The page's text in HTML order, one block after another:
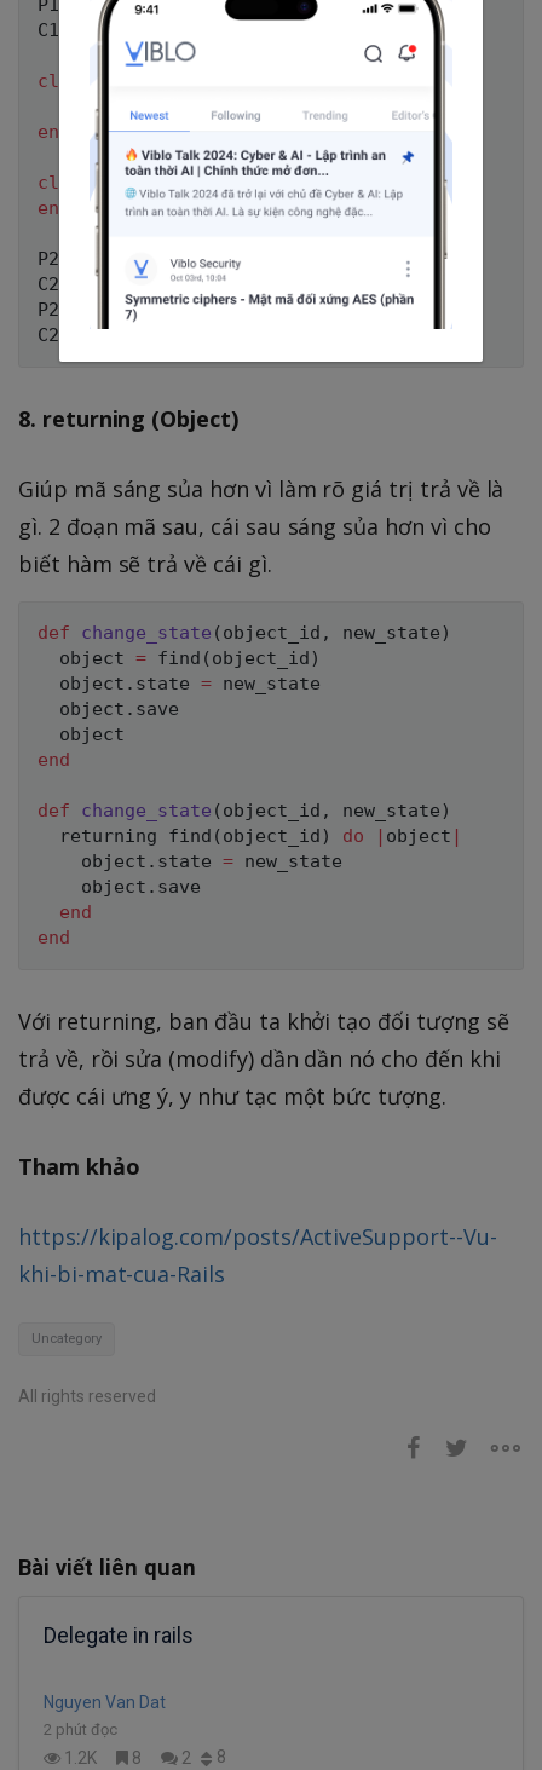
P1 val =
8
C1
val
class
  class_inheritable_accessor
:val
end
class < P2
end
P2 val
# => nil
C2
val
# => nil
P2
8
C2
val
8. returning (Object)
Giúp mã sáng sủa hơn vì làm rõ giá trị trả về là
gì. 2 đoạn mã sau, cái sau sáng sủa hơn vì cho
biết hàm sẽ trả về cái gì.
def change_state ( object_id , new_state )
  object
= find ( object_id )
  object
. state = new_state
  object
. save
end
def change_state ( object_id , new_state )
  returning find
( object_id ) do | object |
    object
. state = new_state
    object
. save
end
end
Với returning, ban đầu ta khởi tạo đối tượng sẽ
trả về, rồi sửa (modify) dần dần nó cho đến khi
được cái ưng ý, y như tạc một bức tượng.
Tham khảo
https://kipalog.com/posts/ActiveSupport--Vu-
khi-bi-mat-cua-Rails
Uncategory
All rights reserved
Bài viết liên quan
Delegate in rails
Nguyen Van Dat
2 phút đọc
1.2K 8 2 8